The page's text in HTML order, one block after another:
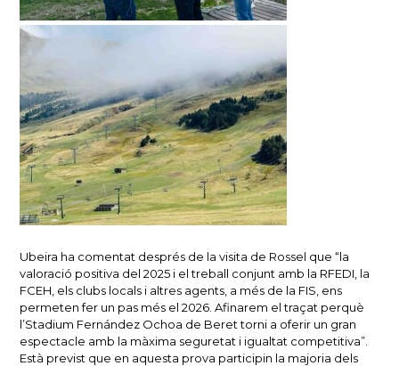
Ubeira ha comentat després de la visita de Rossel que “la
valoració positiva del 2025 i el treball conjunt amb la RFEDI, la
FCEH, els clubs locals i altres agents, a més de la FIS, ens
permeten fer un pas més el 2026. Afinarem el traçat perquè
l’Stadium Fernández Ochoa de Beret torni a oferir un gran
espectacle amb la màxima seguretat i igualtat competitiva”.
Està previst que en aquesta prova participin la majoria dels